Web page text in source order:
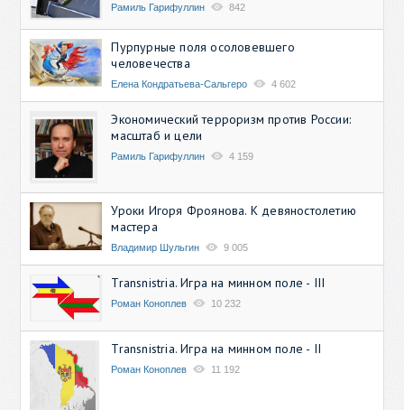
Рамиль Гарифуллин 842
Пурпурные поля осоловевшего
человечества
Елена Кондратьева-Сальгеро 4 602
Экономический терроризм против России:
масштаб и цели
Рамиль Гарифуллин 4 159
Уроки Игоря Фроянова. К девяностолетию
мастера
Владимир Шульгин 9 005
Transnistria. Игра на минном поле - III
Роман Коноплев 10 232
Transnistria. Игра на минном поле - II
Роман Коноплев 11 192